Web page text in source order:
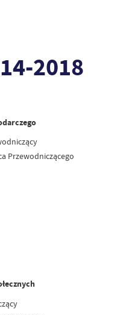
2018
Przewodniczącego